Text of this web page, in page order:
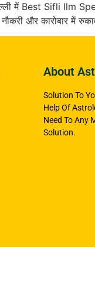
में Best Sifli Ilm
नौकरी और कारोबार में
About
Solution To
Help Of
Need To Any
Solution.